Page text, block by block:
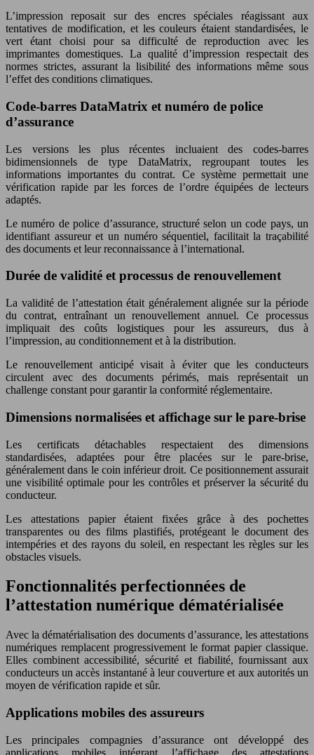
L’impression reposait sur des encres spéciales réagissant aux
tentatives de modification, et les couleurs étaient standardisées, le
vert étant choisi pour sa difficulté de reproduction avec les
imprimantes domestiques. La qualité d’impression respectait des
normes strictes, assurant la lisibilité des informations même sous
l’effet des conditions climatiques.
Code-barres DataMatrix et numéro de police
d’assurance
Les versions les plus récentes incluaient des codes-barres
bidimensionnels de type DataMatrix, regroupant toutes les
informations importantes du contrat. Ce système permettait une
vérification rapide par les forces de l’ordre équipées de lecteurs
adaptés.
Le numéro de police d’assurance, structuré selon un code pays, un
identifiant assureur et un numéro séquentiel, facilitait la traçabilité
des documents et leur reconnaissance à l’international.
Durée de validité et processus de renouvellement
La validité de l’attestation était généralement alignée sur la période
du contrat, entraînant un renouvellement annuel. Ce processus
impliquait des coûts logistiques pour les assureurs, dus à
l’impression, au conditionnement et à la distribution.
Le renouvellement anticipé visait à éviter que les conducteurs
circulent avec des documents périmés, mais représentait un
challenge constant pour garantir la conformité réglementaire.
Dimensions normalisées et affichage sur le pare-brise
Les certificats détachables respectaient des dimensions
standardisées, adaptées pour être placées sur le pare-brise,
généralement dans le coin inférieur droit. Ce positionnement assurait
une visibilité optimale pour les contrôles et préserver la sécurité du
conducteur.
Les attestations papier étaient fixées grâce à des pochettes
transparentes ou des films plastifiés, protégeant le document des
intempéries et des rayons du soleil, en respectant les règles sur les
obstacles visuels.
Fonctionnalités perfectionnées de
l’attestation numérique dématérialisée
Avec la dématérialisation des documents d’assurance, les attestations
numériques remplacent progressivement le format papier classique.
Elles combinent accessibilité, sécurité et fiabilité, fournissant aux
conducteurs un accès instantané à leur couverture et aux autorités un
moyen de vérification rapide et sûr.
Applications mobiles des assureurs
Les principales compagnies d’assurance ont développé des
applications mobiles intégrant l’affichage des attestations